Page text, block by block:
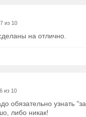
из 10
на отлично.
из 10
обязательно узнать "за
либо никак!